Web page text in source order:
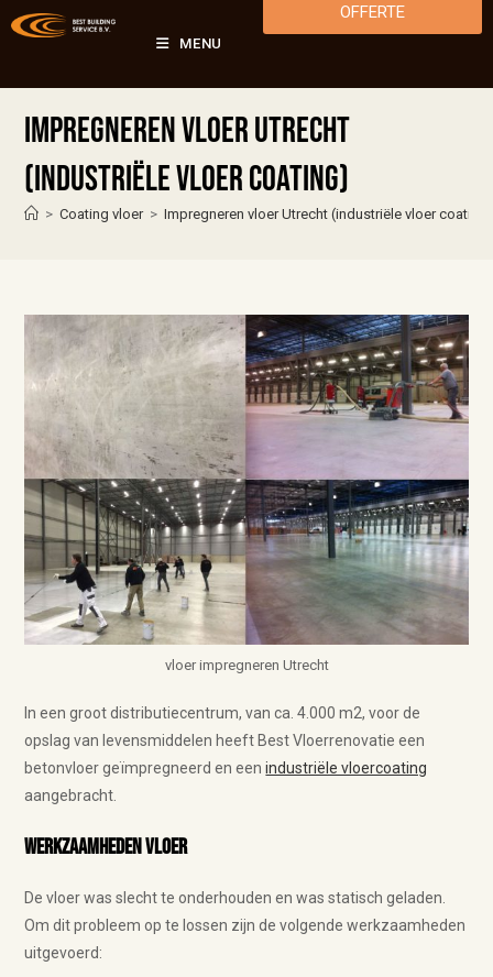
MENU
OFFERTE
Impregneren vloer Utrecht
(industriële vloer coating)
> Coating vloer > Impregneren vloer Utrecht (industriële vloer coating)
vloer impregneren Utrecht
In een groot distributiecentrum, van ca. 4.000 m2, voor de
opslag van levensmiddelen heeft Best Vloerrenovatie een
betonvloer geïmpregneerd en eenindustriële vloercoating
aangebracht.
Werkzaamheden vloer
De vloer was slecht te onderhouden en was statisch geladen.
Om dit probleem op te lossen zijn de volgende werkzaamheden
uitgevoerd: